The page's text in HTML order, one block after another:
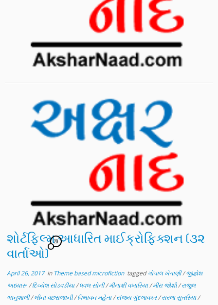
શોર્ટફિલ્મ આધારિત માઈક્રોફિક્શન (૩૨
વાર્તાઓ)
20
April 26, 2017in Theme based microfiction taggedગોપાલ ખેતાણી/જીજ્ઞેશ
અધ્યારૂ/દિવ્યેશ સોડવડીયા/ધવલ સોની/મીનાક્ષી વખારિયા/મીરા જોશી/રાજુલ
ભાનુશાલી/લીના વછરાજાની/વિભાવન મહેતા/સંજય ગુંદલાવકર/સરલા સુતરિયા/